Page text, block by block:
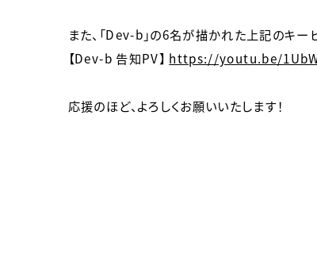
また、「Dev-b」の6名が描かれた上記のキー
【Dev-b 告知PV】 https://youtu.be/
応援のほど、よろしくお願いいたします！